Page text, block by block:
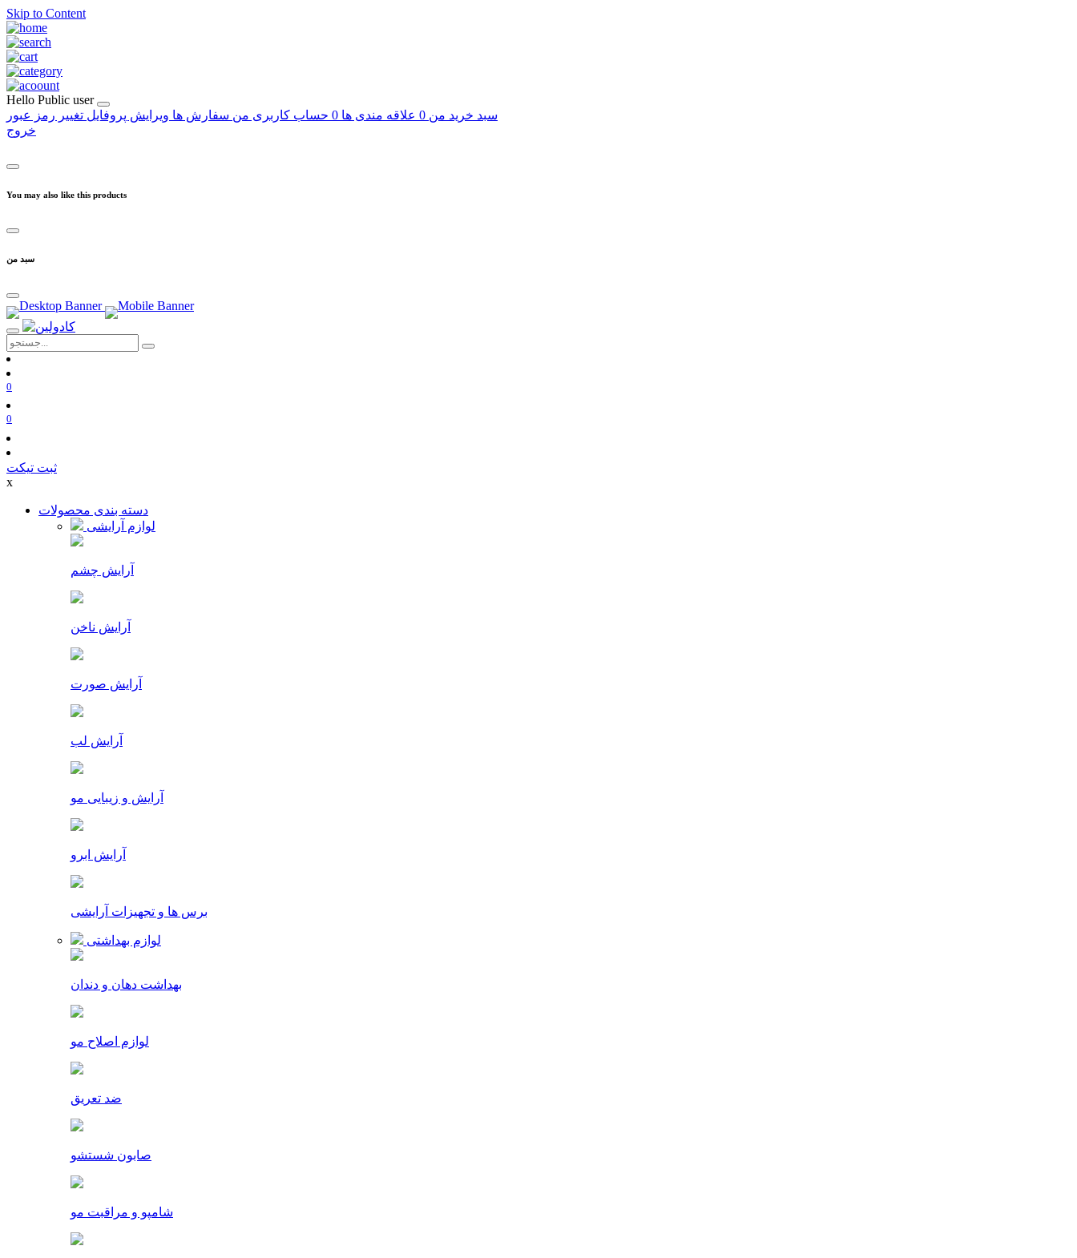
Skip to Content
Hello Public user
سبد خرید من 0 علاقه مندی ها 0 حساب کاربری من سفارش ها ویرایش پروفایل تغییر رمز عبور
خروج
You may also like this products
سبد من
0
0
ثبت تیکت
x
دسته بندی محصولات
لوازم آرایشی
آرایش چشم
آرایش ناخن
آرایش صورت
آرایش لب
آرایش و زیبایی مو
آرایش ابرو
برس ها و تجهیزات آرایشی
لوازم بهداشتی
بهداشت دهان و دندان
لوازم اصلاح مو
ضد تعریق
صابون شستشو
شامپو و مراقبت مو